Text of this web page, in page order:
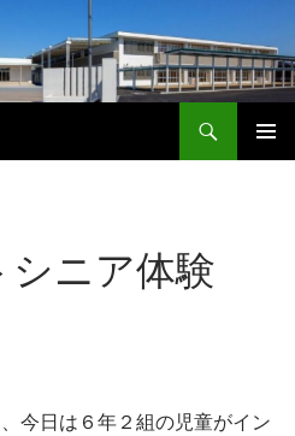
ニア体験
今日は６年２組の児童がイン